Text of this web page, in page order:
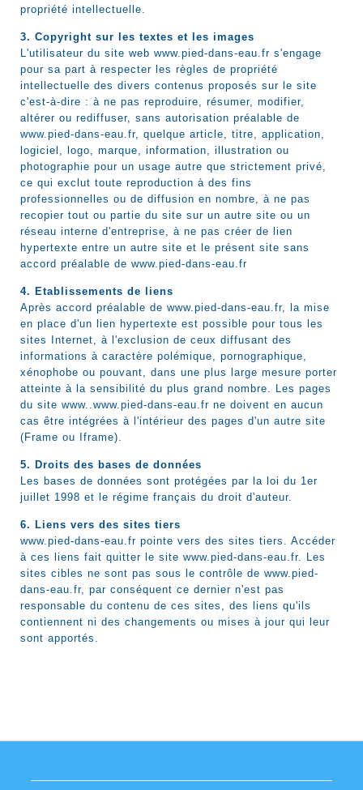
propriété intellectuelle.
3. Copyright sur les textes et les images
L'utilisateur du site web www.pied-dans-eau.fr s'engage
pour sa part à respecter les règles de propriété
intellectuelle des divers contenus proposés sur le site
c'est-à-dire : à ne pas reproduire, résumer, modifier,
altérer ou rediffuser, sans autorisation préalable de
www.pied-dans-eau.fr, quelque article, titre, application,
logiciel, logo, marque, information, illustration ou
photographie pour un usage autre que strictement privé,
ce qui exclut toute reproduction à des fins
professionnelles ou de diffusion en nombre, à ne pas
recopier tout ou partie du site sur un autre site ou un
réseau interne d'entreprise, à ne pas créer de lien
hypertexte entre un autre site et le présent site sans
accord préalable de www.pied-dans-eau.fr
4. Etablissements de liens
Après accord préalable de www.pied-dans-eau.fr, la mise
en place d'un lien hypertexte est possible pour tous les
sites Internet, à l'exclusion de ceux diffusant des
informations à caractère polémique, pornographique,
xénophobe ou pouvant, dans une plus large mesure porter
atteinte à la sensibilité du plus grand nombre. Les pages
du site www..www.pied-dans-eau.fr ne doivent en aucun
cas être intégrées à l'intérieur des pages d'un autre site
(Frame ou Iframe).
5. Droits des bases de données
Les bases de données sont protégées par la loi du 1er
juillet 1998 et le régime français du droit d'auteur.
6. Liens vers des sites tiers
www.pied-dans-eau.fr pointe vers des sites tiers. Accéder
à ces liens fait quitter le site www.pied-dans-eau.fr. Les
sites cibles ne sont pas sous le contrôle de www.pied-
dans-eau.fr, par conséquent ce dernier n'est pas
responsable du contenu de ces sites, des liens qu'ils
contiennent ni des changements ou mises à jour qui leur
sont apportés.